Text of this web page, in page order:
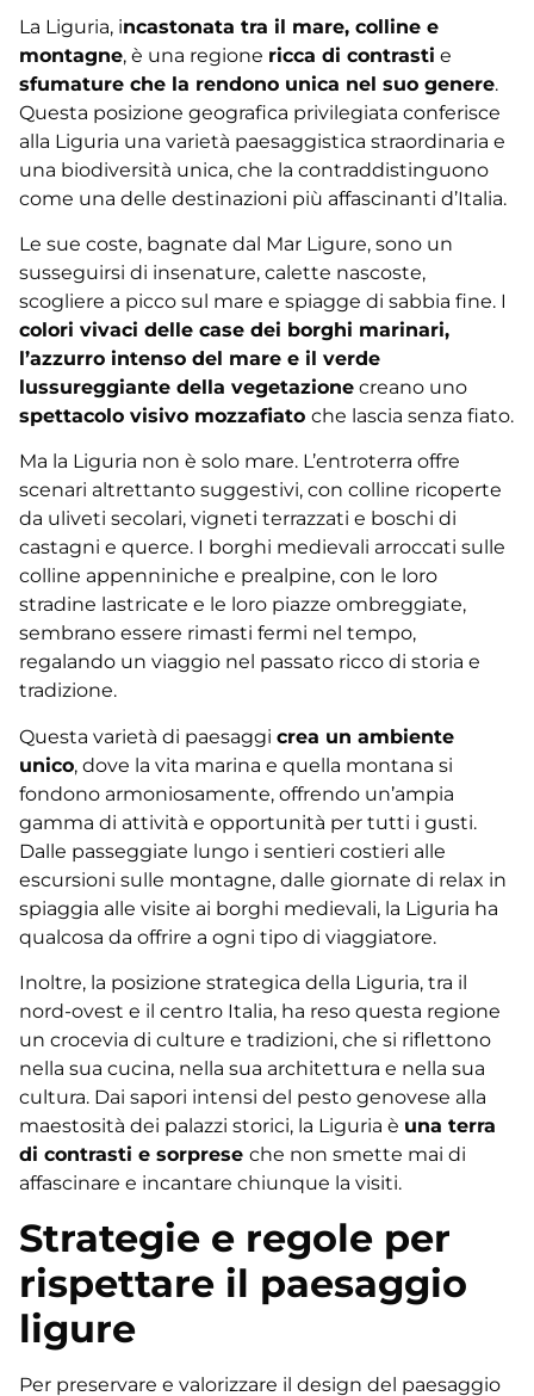
La Liguria, incastonata tra il mare, colline e
montagne, è una regione ricca di contrasti e
sfumature che la rendono unica nel suo genere.
Questa posizione geografica privilegiata conferisce
alla Liguria una varietà paesaggistica straordinaria e
una biodiversità unica, che la contraddistinguono
come una delle destinazioni più affascinanti d’Italia.
Le sue coste, bagnate dal Mar Ligure, sono un
susseguirsi di insenature, calette nascoste,
scogliere a picco sul mare e spiagge di sabbia fine. I
colori vivaci delle case dei borghi marinari,
l’azzurro intenso del mare e il verde
lussureggiante della vegetazione creano uno
spettacolo visivo mozzafiato che lascia senza fiato.
Ma la Liguria non è solo mare. L’entroterra offre
scenari altrettanto suggestivi, con colline ricoperte
da uliveti secolari, vigneti terrazzati e boschi di
castagni e querce. I borghi medievali arroccati sulle
colline appenniniche e prealpine, con le loro
stradine lastricate e le loro piazze ombreggiate,
sembrano essere rimasti fermi nel tempo,
regalando un viaggio nel passato ricco di storia e
tradizione.
Questa varietà di paesaggi crea un ambiente
unico, dove la vita marina e quella montana si
fondono armoniosamente, offrendo un’ampia
gamma di attività e opportunità per tutti i gusti.
Dalle passeggiate lungo i sentieri costieri alle
escursioni sulle montagne, dalle giornate di relax in
spiaggia alle visite ai borghi medievali, la Liguria ha
qualcosa da offrire a ogni tipo di viaggiatore.
Inoltre, la posizione strategica della Liguria, tra il
nord-ovest e il centro Italia, ha reso questa regione
un crocevia di culture e tradizioni, che si riflettono
nella sua cucina, nella sua architettura e nella sua
cultura. Dai sapori intensi del pesto genovese alla
maestosità dei palazzi storici, la Liguria è una terra
di contrasti e sorprese che non smette mai di
affascinare e incantare chiunque la visiti.
Strategie e regole per
rispettare il paesaggio
ligure
Per preservare e valorizzare il design del paesaggio